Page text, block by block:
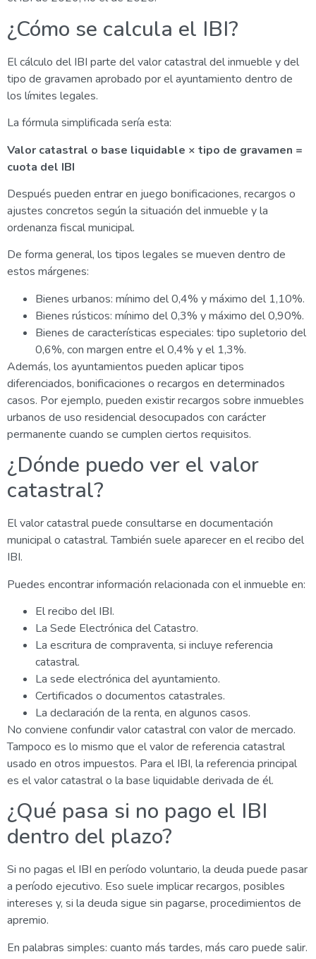
¿Cómo se calcula el IBI?
El cálculo del IBI parte del valor catastral del inmueble y del
tipo de gravamen aprobado por el ayuntamiento dentro de
los límites legales.
La fórmula simplificada sería esta:
Valor catastral o base liquidable × tipo de gravamen =
cuota del IBI
Después pueden entrar en juego bonificaciones, recargos o
ajustes concretos según la situación del inmueble y la
ordenanza fiscal municipal.
De forma general, los tipos legales se mueven dentro de
estos márgenes:
Bienes urbanos: mínimo del 0,4% y máximo del 1,10%.
Bienes rústicos: mínimo del 0,3% y máximo del 0,90%.
Bienes de características especiales: tipo supletorio del
0,6%, con margen entre el 0,4% y el 1,3%.
Además, los ayuntamientos pueden aplicar tipos
diferenciados, bonificaciones o recargos en determinados
casos. Por ejemplo, pueden existir recargos sobre inmuebles
urbanos de uso residencial desocupados con carácter
permanente cuando se cumplen ciertos requisitos.
¿Dónde puedo ver el valor
catastral?
El valor catastral puede consultarse en documentación
municipal o catastral. También suele aparecer en el recibo del
IBI.
Puedes encontrar información relacionada con el inmueble en:
El recibo del IBI.
La Sede Electrónica del Catastro.
La escritura de compraventa, si incluye referencia
catastral.
La sede electrónica del ayuntamiento.
Certificados o documentos catastrales.
La declaración de la renta, en algunos casos.
No conviene confundir valor catastral con valor de mercado.
Tampoco es lo mismo que el valor de referencia catastral
usado en otros impuestos. Para el IBI, la referencia principal
es el valor catastral o la base liquidable derivada de él.
¿Qué pasa si no pago el IBI
dentro del plazo?
Si no pagas el IBI en período voluntario, la deuda puede pasar
a período ejecutivo. Eso suele implicar recargos, posibles
intereses y, si la deuda sigue sin pagarse, procedimientos de
apremio.
En palabras simples: cuanto más tardes, más caro puede salir.